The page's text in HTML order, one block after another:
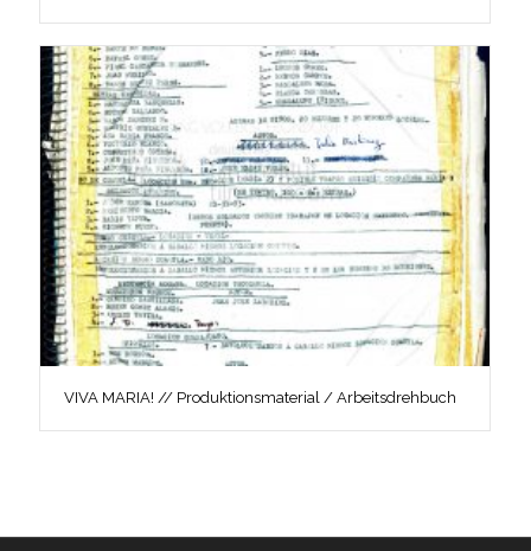
VIVA MARIA! // Produktionsmaterial / Arbeitsdrehbuch